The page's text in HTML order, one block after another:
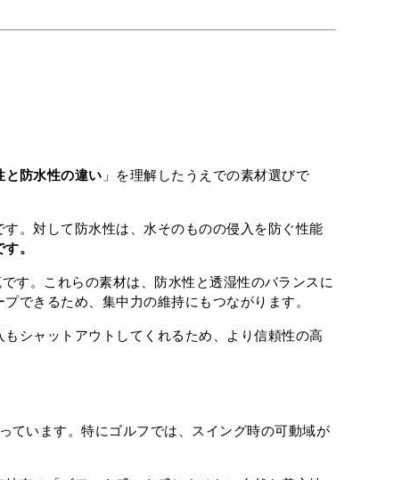
と防水性の違い 」を理解したうえでの素材選びで
。対して防水性は、水そのものの侵入を防ぐ性能
。
す。これらの素材は、防水性と透湿性のバランスに
できるため、集中力の維持にもつながります。
シャットアウトしてくれるため、より信頼性の高
ています。特にゴルフでは、スイング時の可動域が